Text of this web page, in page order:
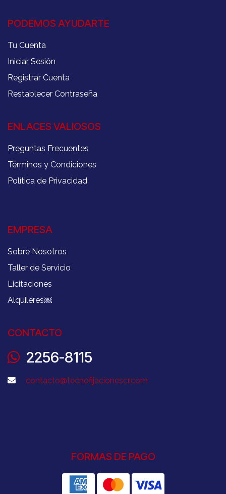
PODEMOS AYUDARTE
Tu Cuenta
Iniciar Sesión
Registrar Cuenta
Restablecer Contraseña
ENLACES VALIOSOS
Preguntas Frecuentes
Términos y Condiciones
Política de Privacidad
EMPRESA
Sobre Nosotros
Taller de Servicio
Licitaciones
Alquileres￼
CONTACTO
2256-8115
contacto@tecnofijacionescr.com
FORMAS DE PAGO